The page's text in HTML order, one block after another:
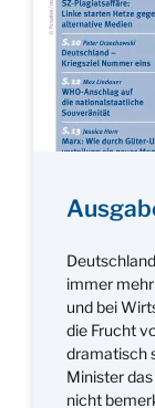
immer
und bei
die Frucht
dramatisch
Minister
nicht